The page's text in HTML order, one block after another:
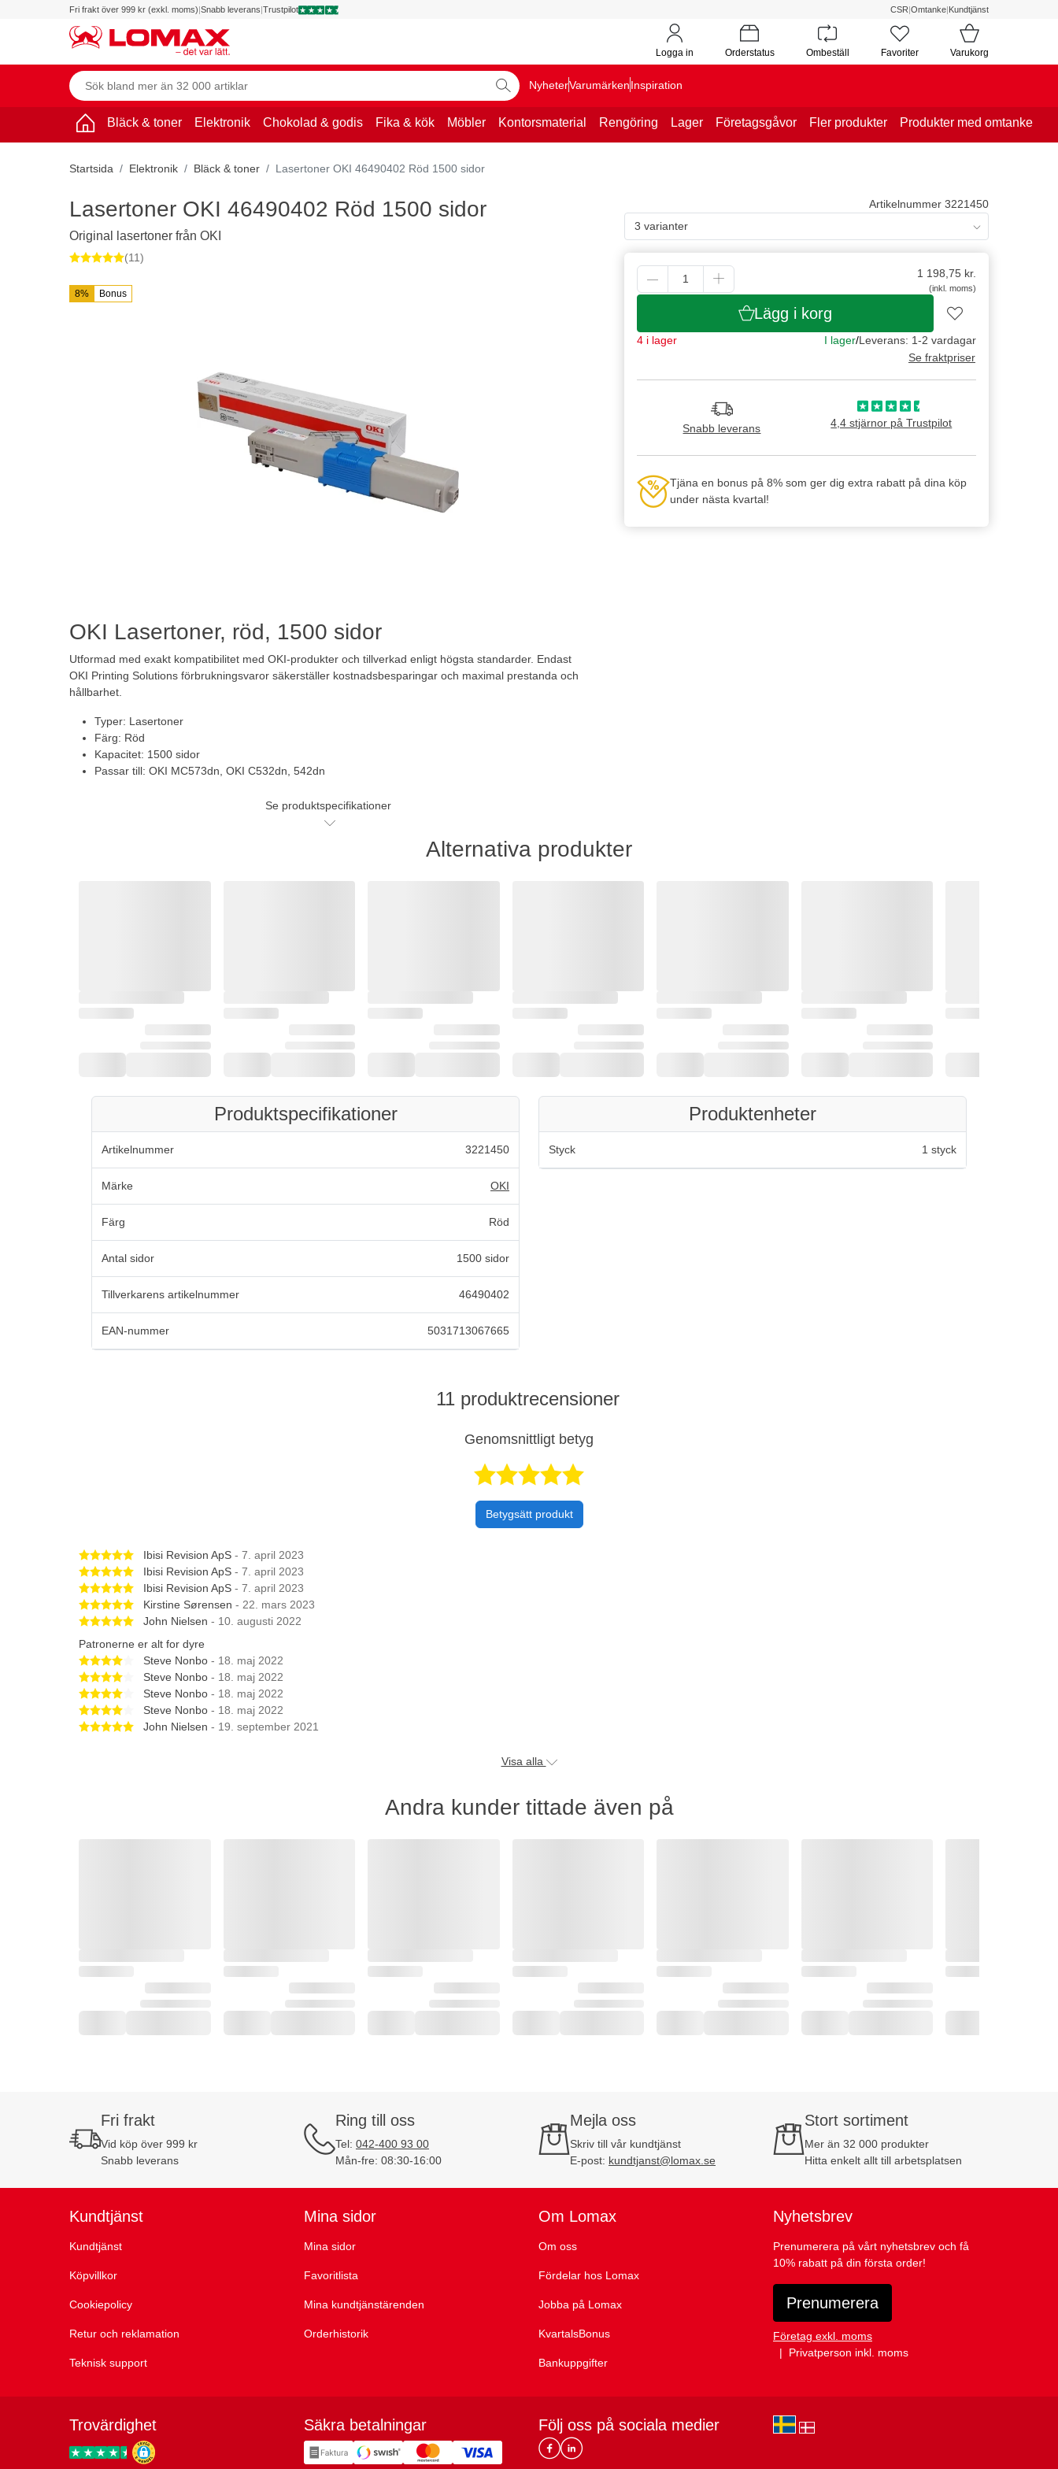
Fri frakt över 999 kr (exkl. moms)|Snabb leverans|Trustpilot CSR|Omtanke|Kundtjänst
Logga in Orderstatus Ombeställ Favoriter Varukorg
NyheterVarumärkenInspiration
Bläck & toner Elektronik Chokolad & godis Fika & kök Möbler Kontorsmaterial Rengöring Lager Företagsgåvor Fler produkter Produkter med omtanke
Startsida Elektronik Bläck & toner Lasertoner OKI 46490402 Röd 1500 sidor
8% Bonus
OKI Lasertoner, röd, 1500 sidor
Utformad med exakt kompatibilitet med OKI-produkter och tillverkad enligt högsta standarder. Endast
OKI Printing Solutions förbrukningsvaror säkerställer kostnadsbesparingar och maximal prestanda och
hållbarhet.
Typer: Lasertoner
Färg: Röd
Kapacitet: 1500 sidor
Passar till: OKI MC573dn, OKI C532dn, 542dn
Se produktspecifikationer
Artikelnummer 3221450
3 varianter
1 198,75kr.
(inkl. moms)
Lägg i korg
4 i lager I lager/Leverans: 1-2 vardagar
Se fraktpriser
Snabb leverans 4,4 stjärnor på Trustpilot
Tjäna en bonus på 8% som ger dig extra rabatt på dina köp
under nästa kvartal!
Lasertoner OKI 46490402 Röd 1500 sidor
Original lasertoner från OKI
(11)
Alternativa produkter
Produktspecifikationer
Artikelnummer 3221450
Märke OKI
Färg Röd
Antal sidor 1500 sidor
Tillverkarens artikelnummer 46490402
EAN-nummer 5031713067665
Produktenheter
Styck 1 styck
11 produktrecensioner
Genomsnittligt betyg
Betygsatt 4,6 av 5 stjärnor
Betygsätt produkt
Betygsatt 5 av 5 stjärnor
Ibisi Revision ApS - 7. april 2023
Betygsatt 5 av 5 stjärnor
Ibisi Revision ApS - 7. april 2023
Betygsatt 5 av 5 stjärnor
Ibisi Revision ApS - 7. april 2023
Betygsatt 5 av 5 stjärnor
Kirstine Sørensen - 22. mars 2023
Betygsatt 5 av 5 stjärnor
John Nielsen - 10. augusti 2022
Patronerne er alt for dyre
Betygsatt 4 av 5 stjärnor
Steve Nonbo - 18. maj 2022
Betygsatt 4 av 5 stjärnor
Steve Nonbo - 18. maj 2022
Betygsatt 4 av 5 stjärnor
Steve Nonbo - 18. maj 2022
Betygsatt 4 av 5 stjärnor
Steve Nonbo - 18. maj 2022
Betygsatt 5 av 5 stjärnor
John Nielsen - 19. september 2021
Visa alla
Andra kunder tittade även på
Fri frakt
Vid köp över 999 kr
Snabb leverans
Ring till oss
Tel: 042-400 93 00
Mån-fre: 08:30-16:00
Mejla oss
Skriv till vår kundtjänst
E-post: kundtjanst@lomax.se
Stort sortiment
Mer än 32 000 produkter
Hitta enkelt allt till arbetsplatsen
Kundtjänst
Kundtjänst
Köpvillkor
Cookiepolicy
Retur och reklamation
Teknisk support
Mina sidor
Mina sidor
Favoritlista
Mina kundtjänstärenden
Orderhistorik
Om Lomax
Om oss
Fördelar hos Lomax
Jobba på Lomax
KvartalsBonus
Bankuppgifter
Nyhetsbrev
Prenumerera på vårt nyhetsbrev och få
10% rabatt på din första order!
Prenumerera
Företag exkl. moms
Privatperson inkl. moms
Trovärdighet Säkra betalningar Följ oss på sociala medier
Lomax DK Facebook
Lomax SE LinkIn
sv-SE
da-DK